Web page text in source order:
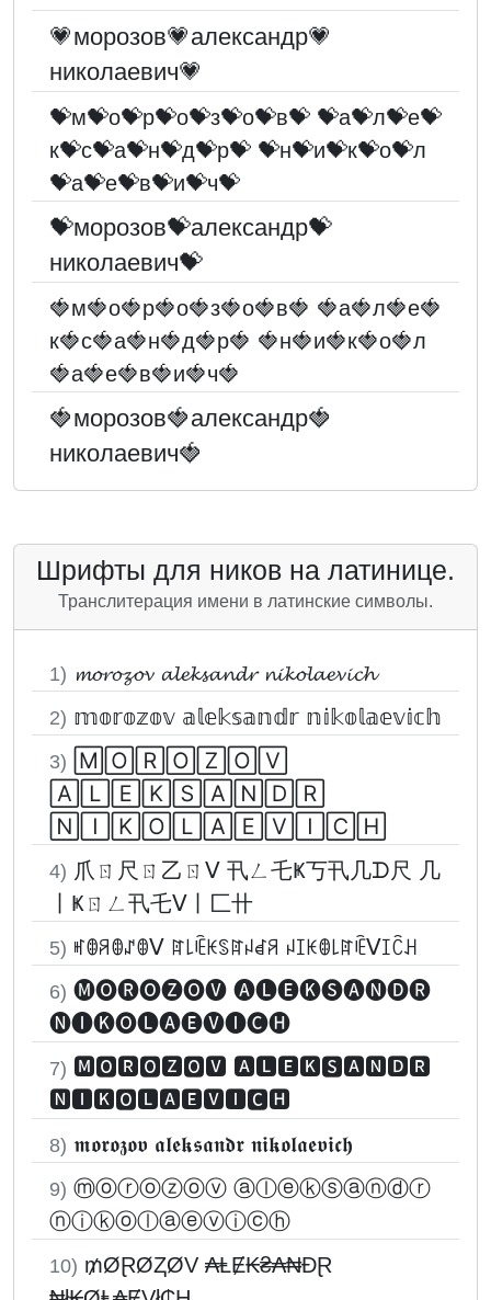
💗морозов💗александр💗
николаевич💗
💝м💝о💝р💝о💝з💝о💝в💝 💝а💝л💝е💝
к💝с💝а💝н💝д💝р💝 💝н💝и💝к💝о💝л
💝а💝е💝в💝и💝ч💝
💝морозов💝александр💝
николаевич💝
🍓м🍓о🍓р🍓о🍓з🍓о🍓в🍓 🍓а🍓л🍓е🍓
к🍓с🍓а🍓н🍓д🍓р🍓 🍓н🍓и🍓к🍓о🍓л
🍓а🍓е🍓в🍓и🍓ч🍓
🍓морозов🍓александр🍓
николаевич🍓
Шрифты для ников на латинице.
Транслитерация имени в латинские символы.
1) 𝓶𝓸𝓻𝓸𝔃𝓸𝓿 𝓪𝓵𝓮𝓴𝓼𝓪𝓷𝓭𝓻 𝓷𝓲𝓴𝓸𝓵𝓪𝓮𝓿𝓲𝓬𝓱
2) 𝕞𝕠𝕣𝕠𝕫𝕠𝕧 𝕒𝕝𝕖𝕜𝕤𝕒𝕟𝕕𝕣 𝕟𝕚𝕜𝕠𝕝𝕒𝕖𝕧𝕚𝕔𝕙
3) 🄼🄾🅁🄾🅉🄾🅅
🄰🄻🄴🄺🅂🄰🄽🄳🅁
🄽🄸🄺🄾🄻🄰🄴🅅🄸🄲🄷
4) 爪ㄖ尺ㄖ乙ㄖᐯ 卂ㄥ乇Ҝ丂卂几ᗪ尺 几
丨Ҝㄖㄥ卂乇ᐯ丨匚卄
5) ꎭꂦꋪꂦꁴꂦᐯ ꍏ꒒ꍟꀘꌗꍏꈤꀸꋪ ꈤꀤꀘꂦ꒒ꍏꍟᐯꀤꉓꃅ
6) 🅜🅞🅡🅞🅩🅞🅥 🅐🅛🅔🅚🅢🅐🅝🅓🅡
🅝🅘🅚🅞🅛🅐🅔🅥🅘🅒🅗
7) 🅼🅾🆁🅾🆉🅾🆅 🅰🅻🅴🅺🆂🅰🅽🅳🆁
🅽🅸🅺🅾🅻🅰🅴🆅🅸🅲🅷
8) 𝖒𝖔𝖗𝖔𝖟𝖔𝖛 𝖆𝖑𝖊𝖐𝖘𝖆𝖓𝖉𝖗 𝖓𝖎𝖐𝖔𝖑𝖆𝖊𝖛𝖎𝖈𝖍
9) ⓜⓞⓡⓞⓩⓞⓥ ⓐⓛⓔⓚⓢⓐⓝⓓⓡ
ⓝⓘⓚⓞⓛⓐⓔⓥⓘⓒⓗ
10) ₥ØⱤØⱫØV ₳ⱠɆ₭₴₳₦ĐⱤ